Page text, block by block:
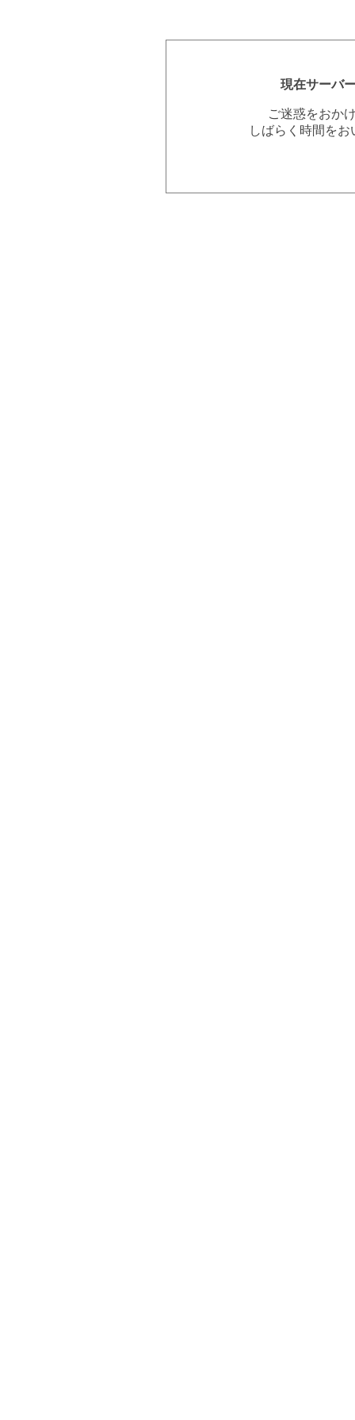
現在サーバ
ご迷惑をおか
しばらく時間を